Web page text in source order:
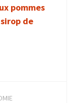
pommes
de